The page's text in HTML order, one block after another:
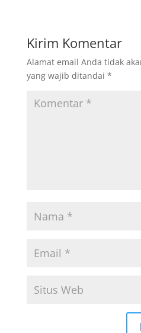
Kirim Komentar
Alamat email Anda tidak
yang wajib ditandai *